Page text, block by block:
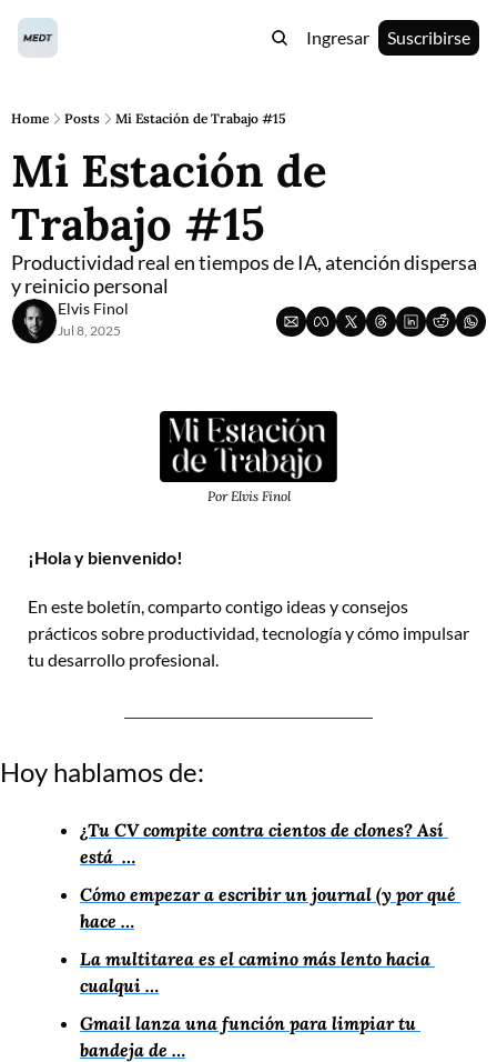
Ingresar Suscribirse
Home Posts Mi Estación de Trabajo #15
Mi Estación de
Trabajo #15
Productividad real en tiempos de IA, atención dispersa
y reinicio personal
Elvis Finol
Jul 8, 2025
Por Elvis Finol
¡Hola y bienvenido!
En este boletín, comparto contigo ideas y consejos
prácticos sobre productividad, tecnología y cómo impulsar
tu desarrollo profesional.
Hoy hablamos de:
¿Tu CV compite contra cientos de clones? Así
está  …
Cómo empezar a escribir un journal (y por qué
hace …
La multitarea es el camino más lento hacia
cualqui …
Gmail lanza una función para limpiar tu
bandeja de …